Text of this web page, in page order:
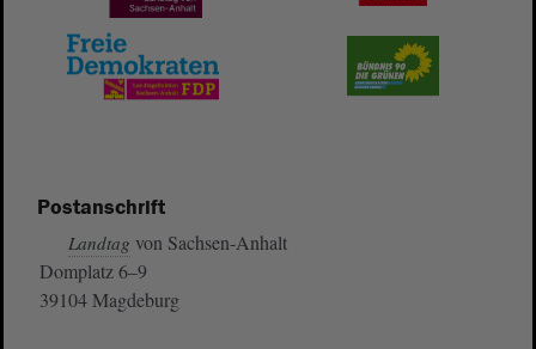
Postanschrift
Landtag von Sachsen-Anhalt
Domplatz 6–9
39104 Magdeburg